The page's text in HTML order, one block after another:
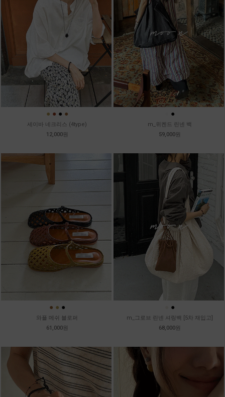
● ● ● ●
세이바 네크리스 (4type)
12,000원
●
m_위켄드 린넨 백
59,000원
● ● ●
와플 메쉬 블로퍼
61,000원
●
m_그로브 린넨 셔링백 [5차 재입고]
68,000원